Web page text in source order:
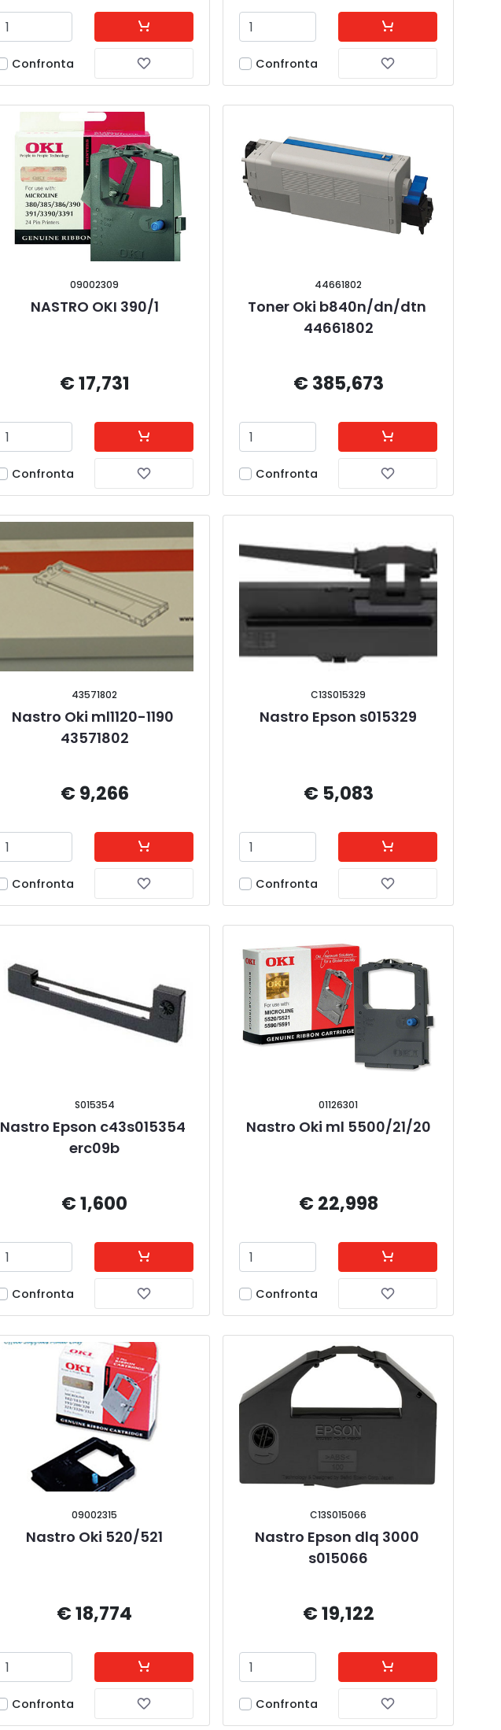
Confronta Confronta
09002309
NASTRO OKI 390/1
€ 17,731
Confronta
44661802
Toner Oki b840n/dn/dtn
44661802
€ 385,673
Confronta
43571802
Nastro Oki ml1120-1190
43571802
€ 9,266
Confronta
C13S015329
Nastro Epson s015329
€ 5,083
Confronta
S015354
Nastro Epson c43s015354
erc09b
€ 1,600
Confronta
01126301
Nastro Oki ml 5500/21/20
€ 22,998
Confronta
09002315
Nastro Oki 520/521
€ 18,774
Confronta
C13S015066
Nastro Epson dlq 3000
s015066
€ 19,122
Confronta